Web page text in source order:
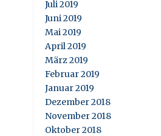
Juli 2019
Juni 2019
Mai 2019
April 2019
März 2019
Februar 2019
Januar 2019
Dezember 2018
November 2018
Oktober 2018